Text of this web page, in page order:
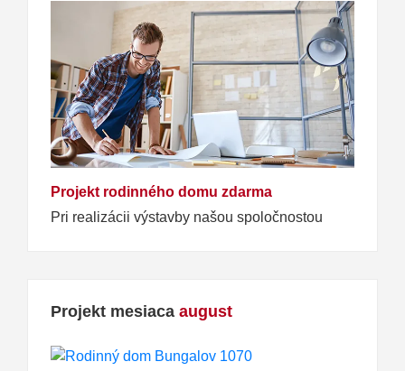
Projekt rodinného domu zdarma
Pri realizácii výstavby našou spoločnostou
Projekt mesiaca august